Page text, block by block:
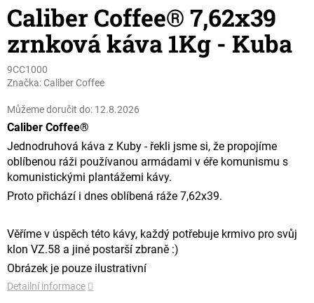
Caliber Coffee® 7,62x39
zrnková káva 1Kg - Kuba
9CC1000
Značka:Caliber Coffee
Můžeme doručit do: 12.8.2026
Caliber Coffee®
Jednodruhová káva z Kuby - řekli jsme si, že propojíme
oblíbenou ráži používanou armádami v éře komunismu s
komunistickými plantážemi kávy.
Proto přichází i dnes oblíbená ráže 7,62x39.
Věříme v úspěch této kávy, každý potřebuje krmivo pro svůj
klon VZ.58 a jiné postarší zbraně :)
Obrázek je pouze ilustrativní
Detailní informace